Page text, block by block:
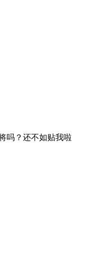
吗？还不如贴我啦